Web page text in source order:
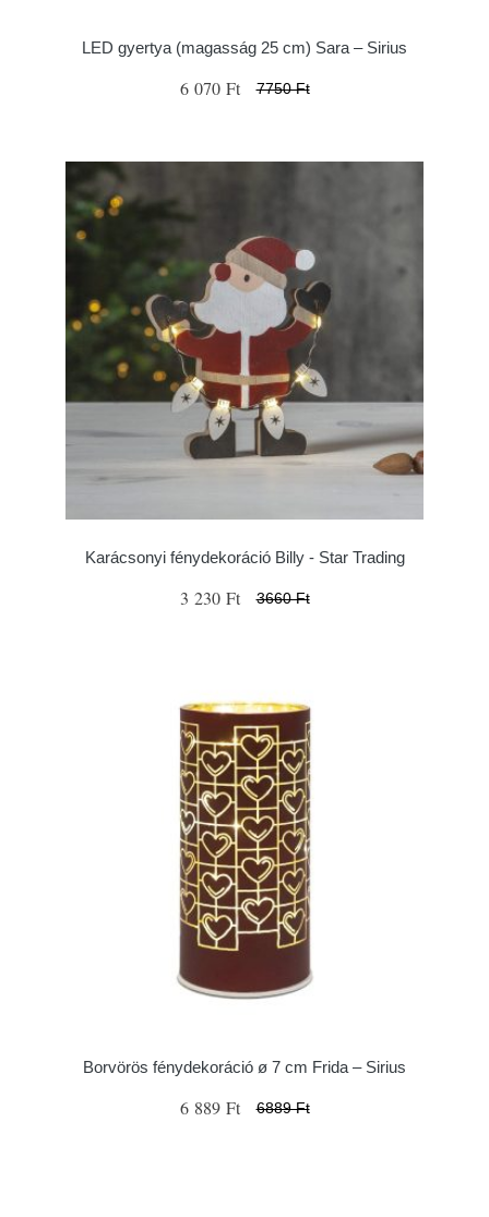
LED gyertya (magasság 25 cm) Sara – Sirius
6 070 Ft 7750 Ft
Karácsonyi fénydekoráció Billy - Star Trading
3 230 Ft 3660 Ft
Borvörös fénydekoráció ø 7 cm Frida – Sirius
6 889 Ft 6889 Ft